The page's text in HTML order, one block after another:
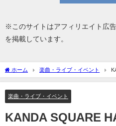
※このサイトはアフィリエイト広
を掲載しています。
ホーム 楽曲・ライブ・イベント
楽曲・ライブ・イベント
KANDA SQUARE